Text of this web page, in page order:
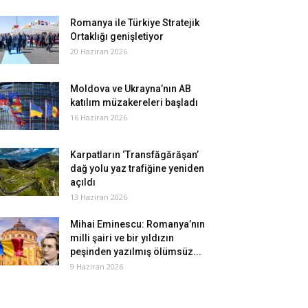
Romanya ile Türkiye Stratejik
Ortaklığı genişletiyor
20 Haziran 2026
Moldova ve Ukrayna’nın AB
katılım müzakereleri başladı
16 Haziran 2026
Karpatların ‘Transfăgărăşan’
dağ yolu yaz trafiğine yeniden
açıldı
13 Haziran 2026
Mihai Eminescu: Romanya’nın
milli şairi ve bir yıldızın
peşinden yazılmış ölümsüz...
9 Haziran 2026